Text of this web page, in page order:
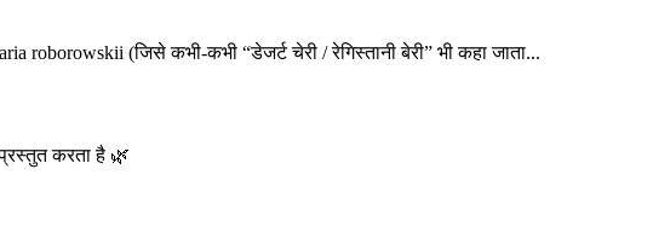
roborowskii (जिसे कभी-कभी “डेजर्ट चेरी / रेगिस्तानी बेरी” भी कहा जाता...
करता है 🌿